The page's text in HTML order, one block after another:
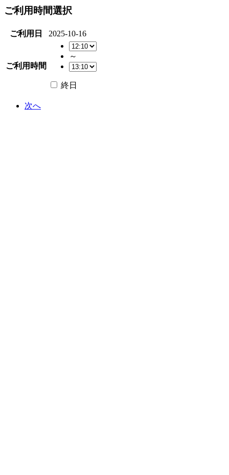
ご利用時間選択
ご利用日 2025-10-16
ご利用時間
～
終日
次へ